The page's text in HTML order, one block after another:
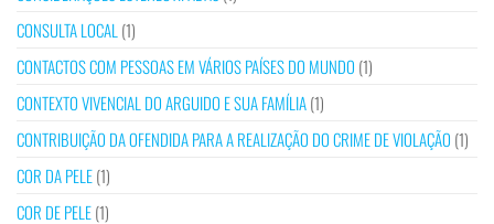
CONSULTA LOCAL (1)
CONTACTOS COM PESSOAS EM VÁRIOS PAÍSES DO MUNDO (1)
CONTEXTO VIVENCIAL DO ARGUIDO E SUA FAMÍLIA(1)
CONTRIBUIÇÃO DA OFENDIDA PARA A REALIZAÇÃO DO CRIME DE VIOLAÇÃO (1)
COR DA PELE(1)
COR DE PELE(1)